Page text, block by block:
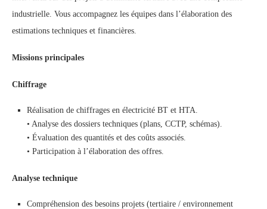
industrielle. Vous accompagnez les équipes dans l’élaboration des
estimations techniques et financières.
Missions principales
Chiffrage
Réalisation de chiffrages en électricité BT et HTA.
• Analyse des dossiers techniques (plans, CCTP, schémas).
• Évaluation des quantités et des coûts associés.
• Participation à l’élaboration des offres.
Analyse technique
Compréhension des besoins projets (tertiaire / environnement